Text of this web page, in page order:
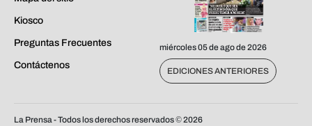
Kiosco
Preguntas Frecuentes
Contáctenos
miércoles 05 de ago de 2026
EDICIONES ANTERIORES
La Prensa - Todos los derechos reservados ©2026